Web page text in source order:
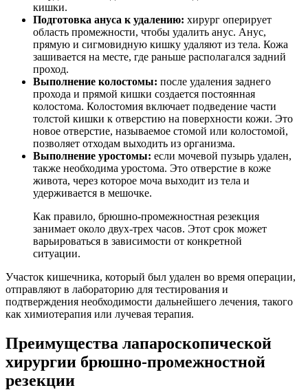
кишки.
Подготовка ануса к удалению: хирург оперирует
область промежности, чтобы удалить анус. Анус,
прямую и сигмовидную кишку удаляют из тела. Кожа
зашивается на месте, где раньше располагался задний
проход.
Выполнение колостомы: после удаления заднего
прохода и прямой кишки создается постоянная
колостома. Колостомия включает подведение части
толстой кишки к отверстию на поверхности кожи. Это
новое отверстие, называемое стомой или колостомой,
позволяет отходам выходить из организма.
Выполнение уростомы: если мочевой пузырь удален,
также необходима уростома. Это отверстие в коже
живота, через которое моча выходит из тела и
удерживается в мешочке.
Как правило, брюшно-промежностная резекция
занимает около двух-трех часов. Этот срок может
варьироваться в зависимости от конкретной
ситуации.
Участок кишечника, который был удален во время операции,
отправляют в лабораторию для тестирования и
подтверждения необходимости дальнейшего лечения, такого
как химиотерапия или лучевая терапия.
Преимущества лапароскопической
хирургии брюшно-промежностной
резекции